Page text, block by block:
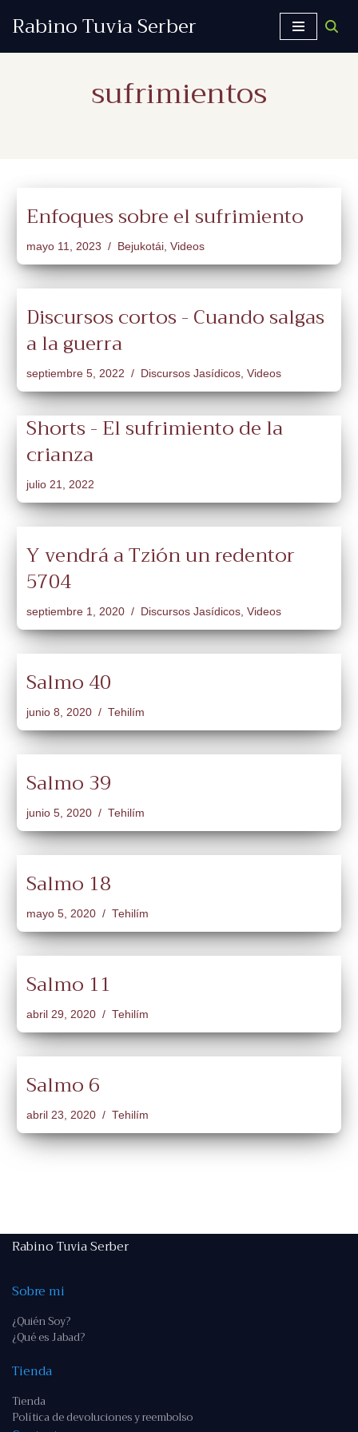
Rabino Tuvia Serber
sufrimientos
Enfoques sobre el sufrimiento
mayo 11, 2023 Bejukotái, Videos
Discursos cortos - Cuando salgas
a la guerra
septiembre 5, 2022 Discursos Jasídicos, Videos
Shorts - El sufrimiento de la
crianza
julio 21, 2022
Y vendrá a Tzión un redentor
5704
septiembre 1, 2020 Discursos Jasídicos, Videos
Salmo 40
junio 8, 2020 Tehilím
Salmo 39
junio 5, 2020 Tehilím
Salmo 18
mayo 5, 2020 Tehilím
Salmo 11
abril 29, 2020 Tehilím
Salmo 6
abril 23, 2020 Tehilím
Rabino Tuvia Serber
Sobre mi
¿Quién Soy?
¿Qué es Jabad?
Tienda
Tienda
Política de devoluciones y reembolso